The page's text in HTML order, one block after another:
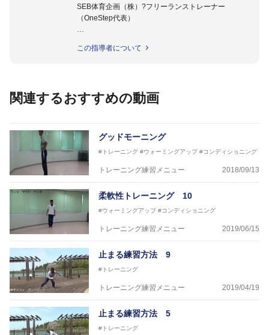
SEB体育企画（株）?フリーランストレーナー
（OneStep代表）
今治西高校野球部
川之江高校野球部
済美平成中等教育学校野球部
丹原高校野球部
東温高校野球部
松山西中等教育学校野球部
南宇和高校野球部
八幡浜工業野球部
IPU環太平洋大学短期大学部ソフトボール部
美作大学女子ソフトボール部
●資格●
日本スポーツ協会公認 スポーツプログラマー
～豊かな環境がなくても工夫次第で
この指導者について
関連するおすすめの動画
グッドモーニング
#トレーニング #ウォーミングアップ #コンディショニング
トレーニング練習メニュー 2018/09/13
柔軟性トレーニング 10
#ウォーミングアップ #コンディショニング
トレーニング練習メニュー 2019/06/15
止まる練習方法 9
#トレーニング
トレーニング練習メニュー 2019/04/19
止まる練習方法 5
#トレーニング